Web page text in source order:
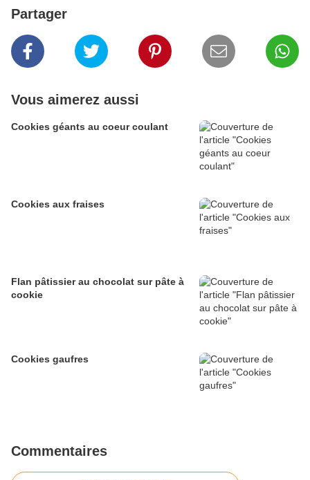
Partager
Vous aimerez aussi
Cookies géants au coeur coulant
Cookies aux fraises
Flan pâtissier au chocolat sur pâte à
cookie
Cookies gaufres
Commentaires